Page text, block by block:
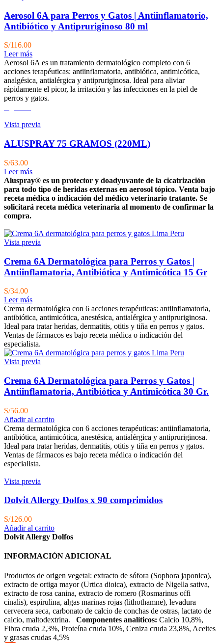
Aerosol 6A para Perros y Gatos | Antiinflamatorio,
Antibiótico y Antipruriginoso 80 ml
S/116.00
Leer más
Aerosol 6A es un tratamiento dermatológico completo con 6
acciones terapéuticas: antiinflamatoria, antibiótica, antimicótica,
analgésica, antialérgica y antipruriginosa. Ideal para aliviar
rápidamente el picor, la irritación y las infecciones en la piel de
perros y gatos.
Vista previa
ALUSPRAY 75 GRAMOS (220ML)
S/63.00
Leer más
Aluspray® es un protector y doadyuvante de la cicatrización
para todo tipo de heridas externas en aerosol tópico. Venta bajo
receta médica o indicación del médico veterinario tratante. Se
solicitará receta médica veterinaria al momento de confirmar la
compra.
Vista previa
Crema 6A Dermatológica para Perros y Gatos |
Antiinflamatoria, Antibiótica y Antimicótica 15 Gr
S/34.00
Leer más
Crema dermatológica con 6 acciones terapéuticas: antiinflamatoria,
antibiótica, antimicótica, anestésica, antialérgica y antipruriginosa.
Ideal para tratar heridas, dermatitis, otitis y tiña en perros y gatos.
Ventas de fármacos es bajo receta médica o indicación del
especialista.
Vista previa
Crema 6A Dermatológica para Perros y Gatos |
Antiinflamatoria, Antibiótica y Antimicótica 30 Gr.
S/56.00
Añadir al carrito
Crema dermatológica con 6 acciones terapéuticas: antiinflamatoria,
antibiótica, antimicótica, anestésica, antialérgica y antipruriginosa.
Ideal para tratar heridas, dermatitis, otitis y tiña en perros y gatos.
Ventas de fármacos es bajo receta médica o indicación del
especialista.
Vista previa
Dolvit Allergy Dolfos x 90 comprimidos
S/126.00
Añadir al carrito
Dolvit Allergy Dolfos
INFORMACIÓN ADICIONAL
Productos de origen vegetal: extracto de sófora (Sophora japonica),
extracto de ortiga mayor (Urtica dioica), extracto de Nigella sativa,
extracto de rosa canina, extracto de romero (Rosmarinus offi
cinalis), espirulina, algas marinas rojas (lithothamne), levadura
cervecera seca, carbonato de calcio de conchas de ostras, lactato de
calcio, maltodextrina. Componentes analíticos: Calcio 10,8%,
Fibra cruda 2,3%, Proteína cruda 10%, Ceniza cruda 23,8%, Aceites
y grasas crudas 4,5%